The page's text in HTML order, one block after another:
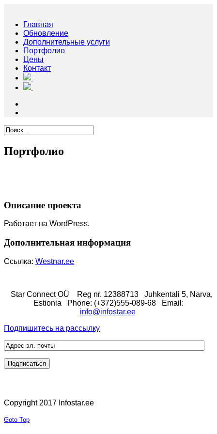
Главная
Обновление
Дополнительные услуги
Портфолио
Цены
Контакт
Портфолио
Описание проекта
Работает на WordPress.
Дополнительная информация
Ссылка: Westnar.ee
Star Connect OÜ Reg nr. 12388713
Juhkentali 5, Narva,
Estionia
Phone: (+372)555-089-68
Email:
info@infostar.ee
Подпишитесь на рассылку
Copyright 2017 Infostar.ee
Goto Top